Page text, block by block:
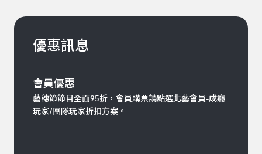
優惠訊息
會員優惠
藝穗節節目全面95折，會員購票請點選北藝會員-成癮
玩家/團隊玩家折扣方案。